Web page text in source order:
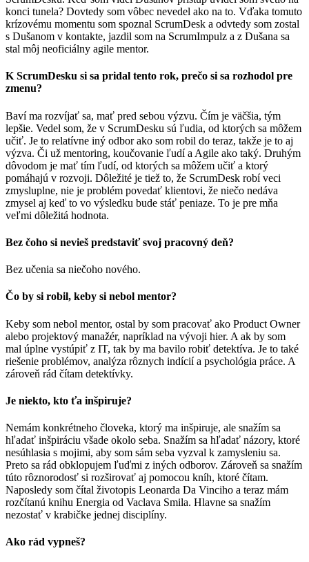
konci tunela? Dovtedy som vôbec nevedel ako na to. Vďaka tomuto
krízovému momentu som spoznal ScrumDesk a odvtedy som zostal
s Dušanom v kontakte, jazdil som na ScrumImpulz a z Dušana sa
stal môj neoficiálny agile mentor.
K ScrumDesku si sa pridal tento rok, prečo si sa rozhodol pre
zmenu?
Baví ma rozvíjať sa, mať pred sebou výzvu. Čím je väčšia, tým
lepšie. Vedel som, že v ScrumDesku sú ľudia, od ktorých sa môžem
učiť. Je to relatívne iný odbor ako som robil do teraz, takže je to aj
výzva. Či už mentoring, koučovanie ľudí a Agile ako taký. Druhým
dôvodom je mať tím ľudí, od ktorých sa môžem učiť a ktorý
pomáhajú v rozvoji. Dôležité je tiež to, že ScrumDesk robí veci
zmysluplne, nie je problém povedať klientovi, že niečo nedáva
zmysel aj keď to vo výsledku bude stáť peniaze. To je pre mňa
veľmi dôležitá hodnota.
Bez čoho si nevieš predstaviť svoj pracovný deň?
Bez učenia sa niečoho nového.
Čo by si robil, keby si nebol mentor?
Keby som nebol mentor, ostal by som pracovať ako Product Owner
alebo projektový manažér, napríklad na vývoji hier. A ak by som
mal úplne vystúpiť z IT, tak by ma bavilo robiť detektíva. Je to také
riešenie problémov, analýza rôznych indícií a psychológia práce. A
zároveň rád čítam detektívky.
Je niekto, kto ťa inšpiruje?
Nemám konkrétneho človeka, ktorý ma inšpiruje, ale snažím sa
hľadať inšpiráciu všade okolo seba. Snažím sa hľadať názory, ktoré
nesúhlasia s mojimi, aby som sám seba vyzval k zamysleniu sa.
Preto sa rád obklopujem ľuďmi z iných odborov. Zároveň sa snažím
túto rôznorodosť si rozširovať aj pomocou kníh, ktoré čítam.
Naposledy som čítal životopis Leonarda Da Vinciho a teraz mám
rozčítanú knihu Energia od Vaclava Smila. Hlavne sa snažím
nezostať v krabičke jednej disciplíny.
Ako rád vypneš?